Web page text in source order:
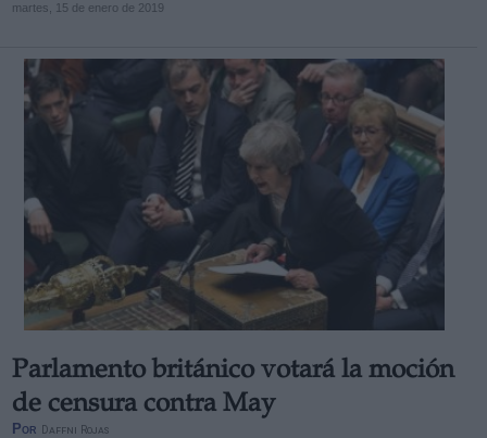
martes, 15 de enero de 2019
Parlamento británico votará la moción
de censura contra May
Por Daffni Rojas